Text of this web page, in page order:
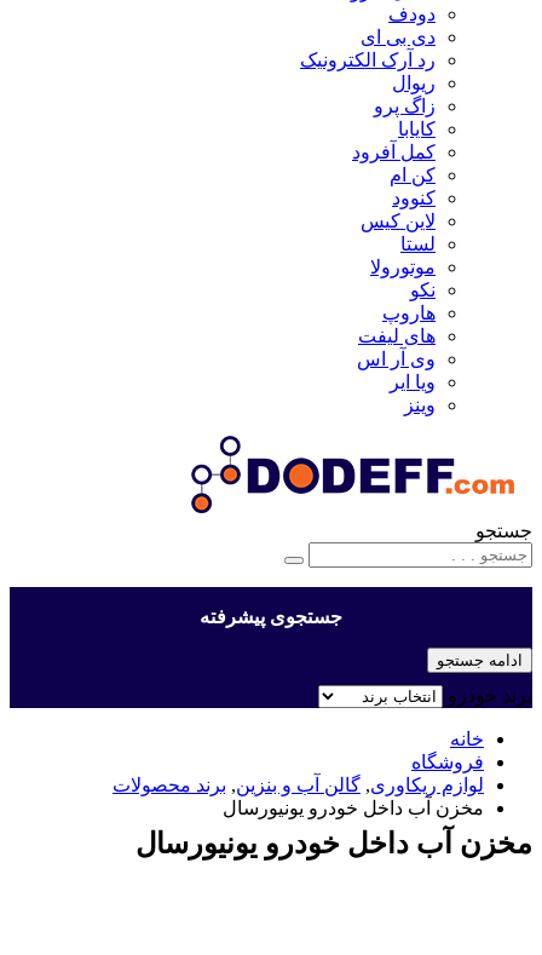
دودف
دی بی ای
رد آرک الکترونیک
ریوال
زاگ پرو
کایابا
کمل آفرود
کن ام
کنوود
لاین کیس
لستا
موتورولا
نکو
هاروپ
های لیفت
وی آر اس
ویا ایر
وینز
جستجو
جستجوی پیشرفته
ادامه جستجو
برند خودرو
خانه
فروشگاه
لوازم ریکاوری, گالن آب و بنزین, برند محصولات
مخزن آب داخل خودرو یونیورسال
مخزن آب داخل خودرو یونیورسال